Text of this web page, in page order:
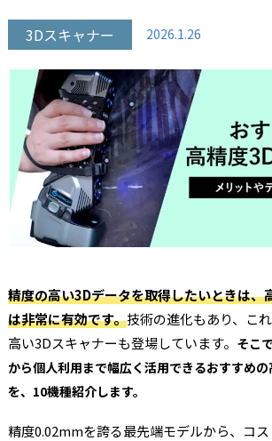
3Dスキャナー 2026.1.26
精度の高い3Dデータを取得したいときは、
は非常に有効です。技術の進化もあり、こ
高い3Dスキャナーも登場しています。 そこ
から個人利用まで幅広く活用できるおすすめ
を、10機種紹介します。
精度0.02mmを誇る最先端モデルから、コ